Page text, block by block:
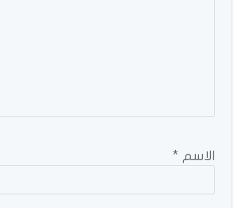
الاسم *